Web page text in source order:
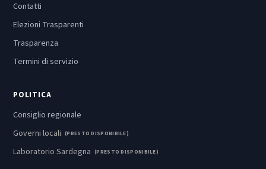
Contatti
Elezioni Trasparenti
Trasparenza
Termini di servizio
POLITICA
Consiglio regionale
Governi locali (PRESTO DISPONIBILE)
Laboratorio Sardegna (PRESTO DISPONIBILE)